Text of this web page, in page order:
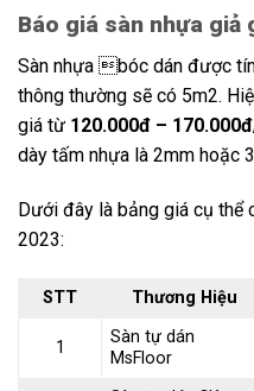
Báo giá sàn nhựa giả
Sàn nhựa bóc dán được
thông thường sẽ có 5m2.
giá từ 120.000đ –
dày tấm nhựa là 2mm hoặc
Dưới đây là bảng giá cụ thể
2023:
STT Thương Hiệu
1
Sàn tự dán
MsFloor